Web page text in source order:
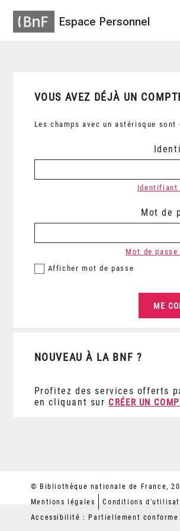
Espace Personnel
VOUS AVEZ DÉJÀ UN
Les champs avec un astérisque
Identifiant
Mot de
Afficher mot de passe
Mot de passe
NOUVEAU À LA BNF ?
Profitez des services offerts
en cliquant sur CRÉER UN
© Bibliothèque nationale de France,
Mentions légales
Conditions
Accessibilité : Partiellement conforme